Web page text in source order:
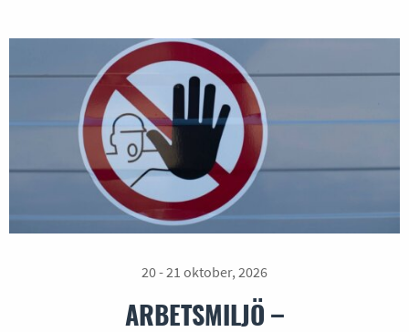
20 - 21 oktober, 2026
ARBETSMILJÖ –